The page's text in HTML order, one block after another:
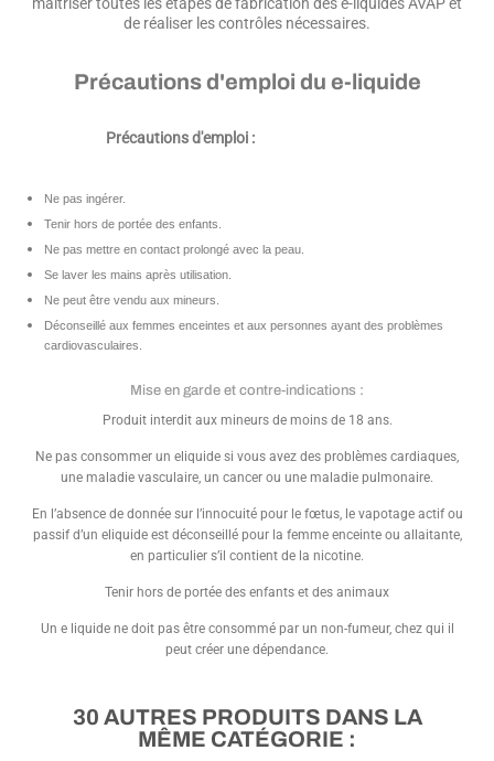
maitriser toutes les étapes de fabrication des e-liquides AVAP et
de réaliser les contrôles nécessaires.
Précautions d'emploi du e-liquide
Précautions d'emploi :
Ne pas ingérer.
Tenir hors de portée des enfants.
Ne pas mettre en contact prolongé avec la peau.
Se laver les mains après utilisation.
Ne peut être vendu aux mineurs.
Déconseillé aux femmes enceintes et aux personnes ayant des problèmes
cardiovasculaires.
Mise en garde et contre-indications :
Produit interdit aux mineurs de moins de 18 ans.
Ne pas consommer un eliquide si vous avez des problèmes cardiaques,
une maladie vasculaire, un cancer ou une maladie pulmonaire.
En l’absence de donnée sur l’innocuité pour le fœtus, le vapotage actif ou
passif d’un eliquide est déconseillé pour la femme enceinte ou allaitante,
en particulier s’il contient de la nicotine.
Tenir hors de portée des enfants et des animaux
Un e liquide ne doit pas être consommé par un non-fumeur, chez qui il
peut créer une dépendance.
30 AUTRES PRODUITS DANS LA
MÊME CATÉGORIE :